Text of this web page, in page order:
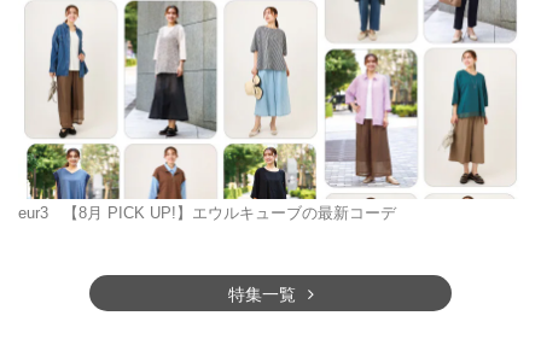
eur3 【8月 PICK UP!】エウルキューブの最新コーデ
特集一覧